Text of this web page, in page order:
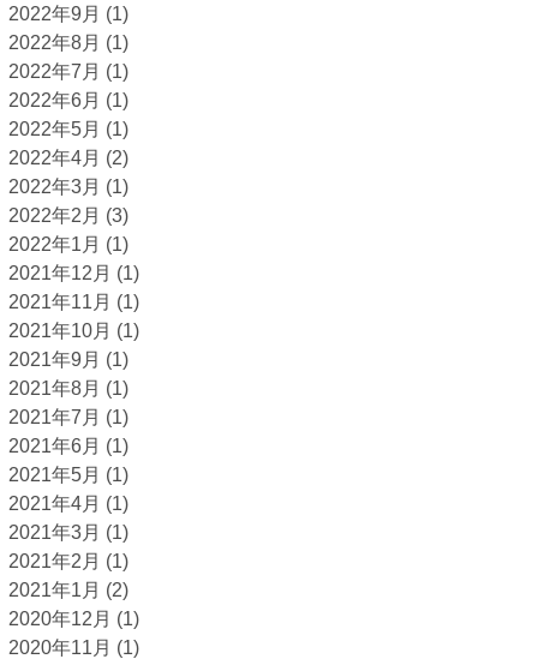
2022年9月 (1)
2022年8月 (1)
2022年7月 (1)
2022年6月 (1)
2022年5月 (1)
2022年4月 (2)
2022年3月 (1)
2022年2月 (3)
2022年1月 (1)
2021年12月 (1)
2021年11月 (1)
2021年10月 (1)
2021年9月 (1)
2021年8月 (1)
2021年7月 (1)
2021年6月 (1)
2021年5月 (1)
2021年4月 (1)
2021年3月 (1)
2021年2月 (1)
2021年1月 (2)
2020年12月 (1)
2020年11月 (1)